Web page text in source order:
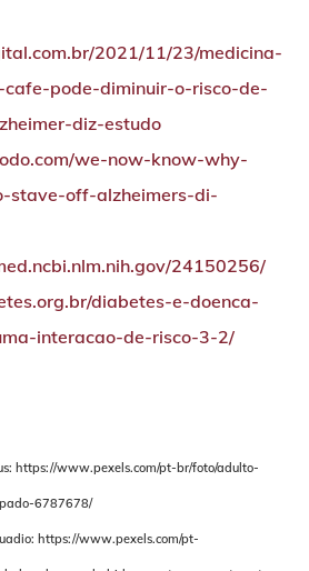
2021/11/23/medicina-
pode-diminuir-o-risco-de-
diz-estudo
we-now-know-why-
stave-off-alzheimers-di-
24150256/
diabetes-e-doenca-
interacao-de-risco-3-2/
https://www.pexels.com/pt-br/foto/adulto-
6787678/
https://www.pexels.com/pt-